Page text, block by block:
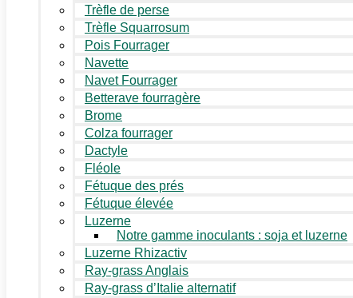
Trèfle de perse
Trèfle Squarrosum
Pois Fourrager
Navette
Navet Fourrager
Betterave fourragère
Brome
Colza fourrager
Dactyle
Fléole
Fétuque des prés
Fétuque élevée
Luzerne
Notre gamme inoculants : soja et luzerne
Luzerne Rhizactiv
Ray-grass Anglais
Ray-grass d’Italie alternatif